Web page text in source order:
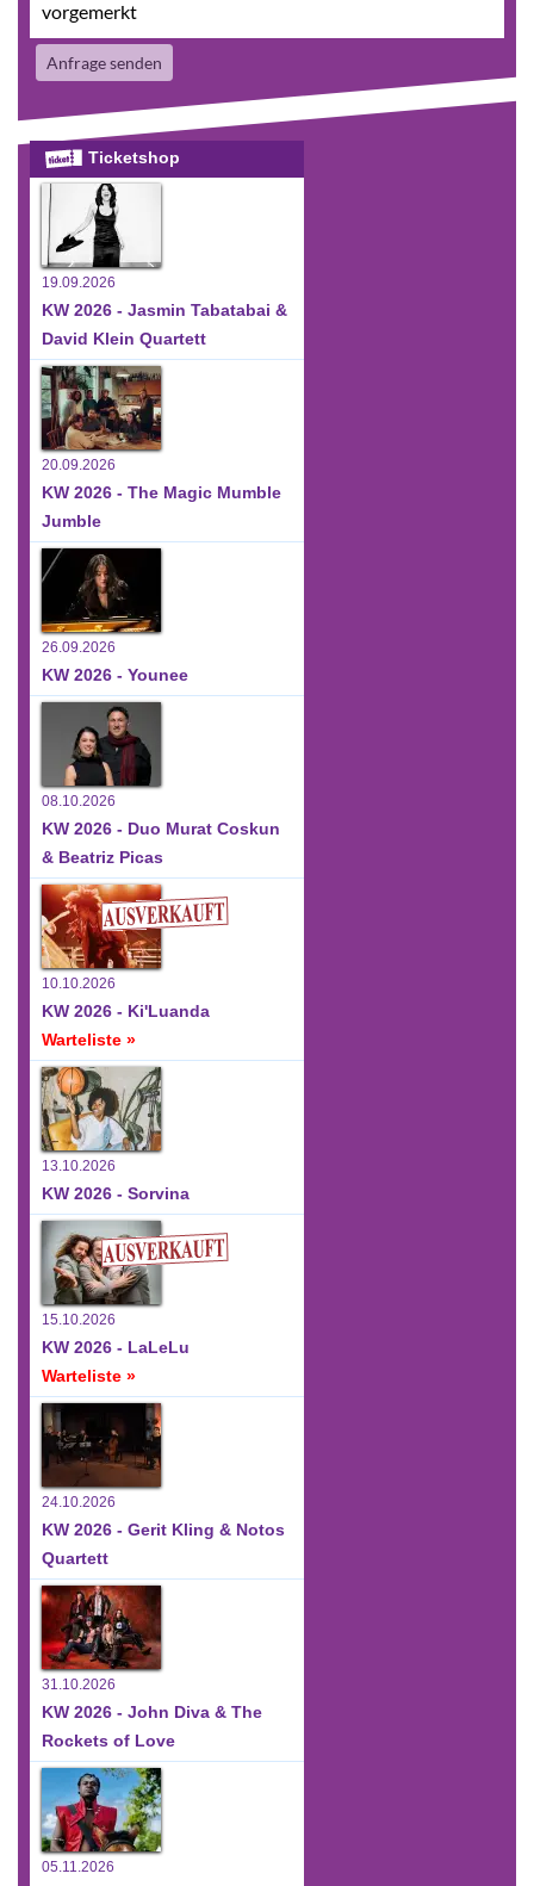
vorgemerkt
Anfrage senden
Ticketshop
19.09.2026
KW 2026 - Jasmin Tabatabai &
David Klein Quartett
20.09.2026
KW 2026 - The Magic Mumble
Jumble
26.09.2026
KW 2026 - Younee
08.10.2026
KW 2026 - Duo Murat Coskun
& Beatriz Picas
10.10.2026
KW 2026 - Ki'Luanda
Warteliste »
13.10.2026
KW 2026 - Sorvina
15.10.2026
KW 2026 - LaLeLu
Warteliste »
24.10.2026
KW 2026 - Gerit Kling & Notos
Quartett
31.10.2026
KW 2026 - John Diva & The
Rockets of Love
05.11.2026